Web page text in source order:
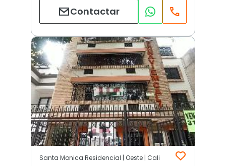
Contactar
Santa Monica Residencial | Oeste | Cali